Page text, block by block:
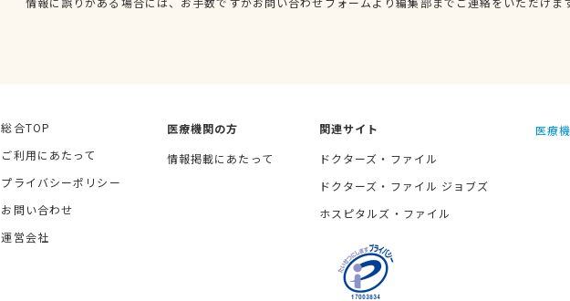
総合TOP
ご利用にあたって
プライバシーポリシー
お問い合わせ
運営会社
医療機関の方
情報掲載にあたって
関連サイト
ドクターズ・ファイル
ドクターズ・ファイル ジョブズ
ホスピタルズ・ファイル
医療